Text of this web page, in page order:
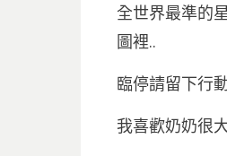
全世界最準的
圖裡..
臨停請留下行
我喜歡奶奶很